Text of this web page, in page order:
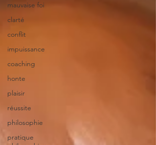
mauvaise foi
clarté
conflit
impuissance
coaching
honte
plaisir
réussite
philosophie
pratique